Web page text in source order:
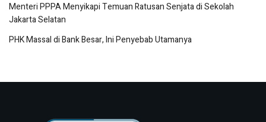
Menteri PPPA Menyikapi Temuan Ratusan Senjata di Sekolah
Jakarta Selatan
PHK Massal di Bank Besar, Ini Penyebab Utamanya